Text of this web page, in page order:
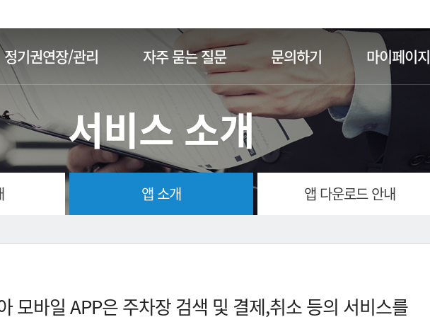
정기권연장/관리 자주 묻는 질문 문의하기 마이페이지
서비스 소개
앱 소개 앱 다운로드 안내
모바일 APP은 주차장 검색 및 결제,취소 등의 서비스를